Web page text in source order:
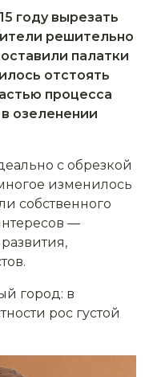
году вырезать
решительно
палатки
отстоять
процесса
озеленении
с обрезкой
изменилось
собственного
—
город: в
рос густой